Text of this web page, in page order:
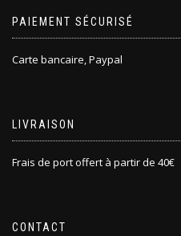
PAIEMENT SÉCURISÉ
Carte bancaire, Paypal
LIVRAISON
Frais de port offert à partir de 40€
CONTACT